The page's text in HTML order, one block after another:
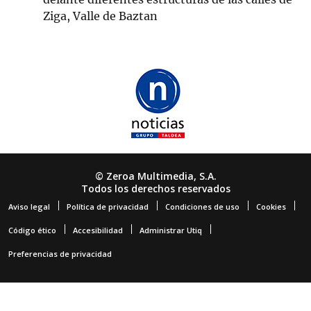
Ziga, Valle de Baztan
© Zeroa Multimedia, S.A.
Todos los derechos reservados
Aviso legal Política de privacidad Condiciones de uso Cookies
Código ético Accesibilidad Administrar Utiq
Preferencias de privacidad